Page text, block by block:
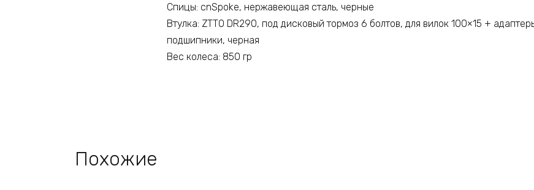
Спицы: cnSpoke, нержавеющая сталь, черные
Втулка: ZTTO DR290, под дисковый тормоз 6 болтов, для вилок 100×15 +
подшипники, черная
Вес колеса: 850 гр
Похожие